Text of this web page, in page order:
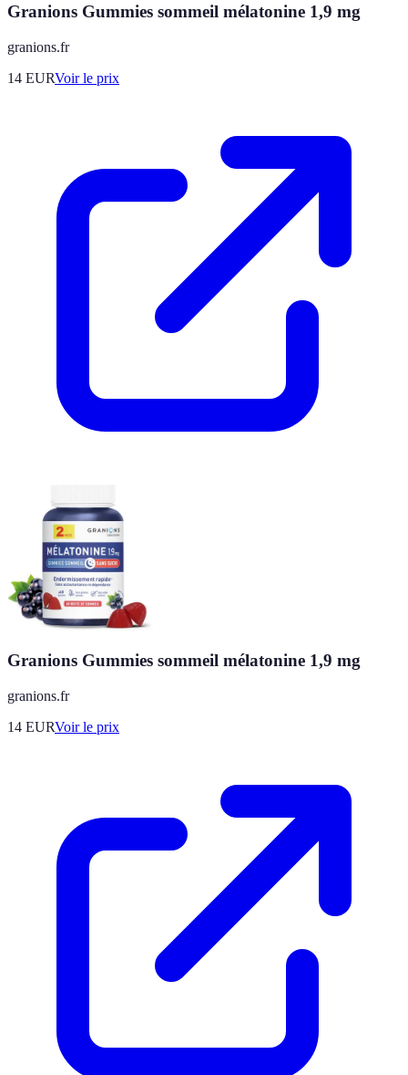
Granions Gummies sommeil mélatonine 1,9 mg
granions.fr
14 EURVoir le prix
Granions Gummies sommeil mélatonine 1,9 mg
granions.fr
14 EURVoir le prix